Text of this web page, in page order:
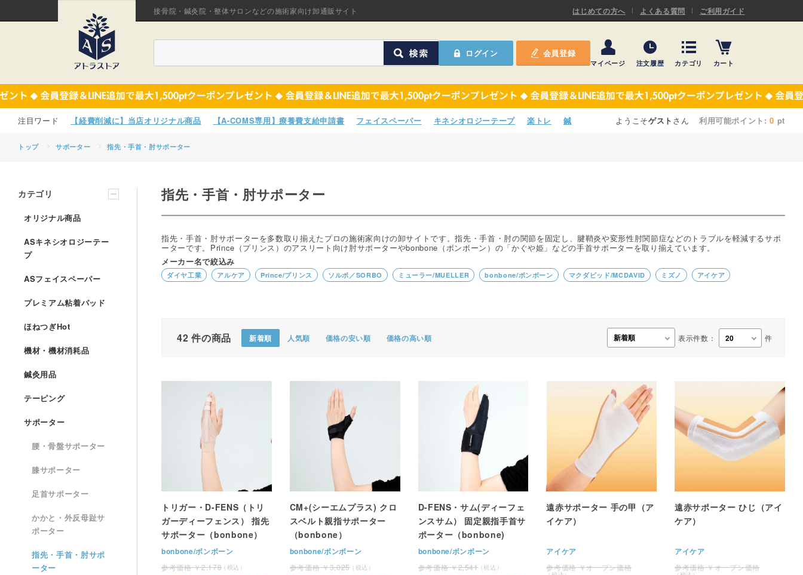
接骨院・鍼灸院・整体サロンなどの施術家向け卸通販サイト はじめての方へ よくある質問 ご利用ガイド
ログイン 会員登録
マイページ 注文履歴 カテゴリ
オリジナル商品 ASキネシオロジーテープ
院内消耗品 健康器具・販売商品
ポスター・チラシ類 事務用品・日用品
カート
【経費削減に】当店オリジナル商品 【A-COMS専用】療養費支給申請書 フェイスペーパー キネシオロジーテープ 楽トレ 鍼 ようこそゲスト さん 利用可能ポイント:0 pt
トップ サポーター 指先・手首・肘サポーター
指先・手首・肘サポーター
指先・手首・肘サポーターを多数取り揃えたプロの施術家向けの卸サイトです。指先・手首・肘の関節を固定し、腱鞘炎や変形性肘関節症などのトラブルを軽減するサポ
ーターです。Prince（プリンス）のアスリート向け肘サポーターやbonbone（ボンボーン）の「かぐや姫」などの手首サポーターを取り揃えています。
メーカー名で絞込み
ダイヤ工業 アルケア Prince/プリンス ソルボ／SORBO ミューラー/MUELLER bonbone/ボンボーン マクダビッド/MCDAVID ミズノ アイケア
42 件の商品 新着順 人気順 価格の安い順 価格の高い順 表示件数： 件
トリガー・D-FENS（トリ
ガーディーフェンス） 指先
サポーター（bonbone）
bonbone/ボンボーン
2,178
CM+(シーエムプラス) クロ
スベルト親指サポーター
（bonbone）
bonbone/ボンボーン
3,025
D-FENS・サム(ディーフェ
ンスサム） 固定親指手首サ
ポーター（bonbone)
bonbone/ボンボーン
2,541
遠赤サポーター 手の甲（ア
イケア）
アイケア
オープン価格
遠赤サポーター ひじ（アイ
ケア）
アイケア
オープン価格
カテゴリ
オリジナル商品
ASキネシオロジーテー
プ
ASフェイスペーパー
プレミアム粘着パッド
ほねつぎHot
機材・機材消耗品
鍼灸用品
テーピング
サポーター
腰・骨盤サポーター
膝サポーター
足首サポーター
かかと・外反母趾サ
ポーター
指先・手首・肘サポ
ーター
ほねつぎHot 機材・機材消耗品
鍼灸用品 テーピング
サポーター 施術ベッド・マクラ
A-COMS 【楽トレ】機器付属品
アウトレット